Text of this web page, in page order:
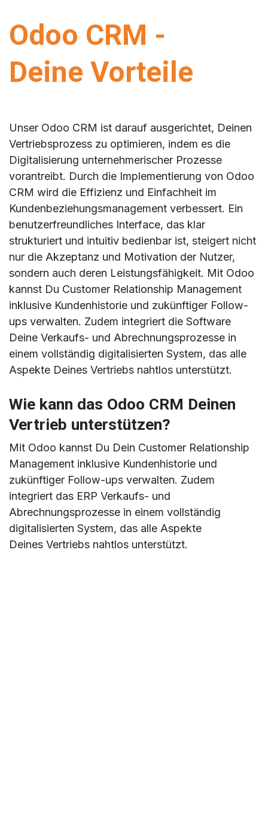
Odoo CRM -
Deine Vorteile
Unser Odoo CRM ist darauf ausgerichtet, Deinen
Vertriebsprozess zu optimieren, indem es die
Digitalisierung unternehmerischer Prozesse
vorantreibt. Durch die Implementierung von Odoo
CRM wird die Effizienz und Einfachheit im
Kundenbeziehungsmanagement verbessert. Ein
benutzerfreundliches Interface, das klar
strukturiert und intuitiv bedienbar ist, steigert nicht
nur die Akzeptanz und Motivation der Nutzer,
sondern auch deren Leistungsfähigkeit. Mit Odoo
kannst Du Customer Relationship Management
inklusive Kundenhistorie und zukünftiger Follow-
ups verwalten. Zudem integriert die Software
Deine Verkaufs- und Abrechnungsprozesse in
einem vollständig digitalisierten System, das alle
Aspekte Deines Vertriebs nahtlos unterstützt.
Wie kann das Odoo CRM Deinen
Vertrieb unterstützen?
Mit Odoo kannst Du Dein Customer Relationship
Management inklusive Kundenhistorie und
zukünftiger Follow-ups verwalten. Zudem
integriert das ERP Verkaufs- und
Abrechnungsprozesse in einem vollständig
digitalisierten System, das alle Aspekte
Deines Vertriebs nahtlos unterstützt.